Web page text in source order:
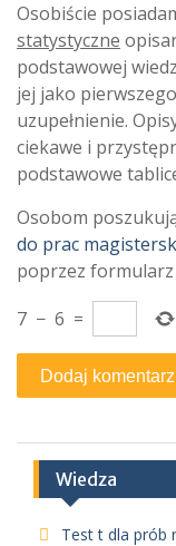
Osobiście
statystyczne
podstawowej
jej jako
uzupełnienie.
ciekawe i
podstawowe
Osobom
do prac
poprzez
7 − 6 =
Wiedza
Test t dla prób